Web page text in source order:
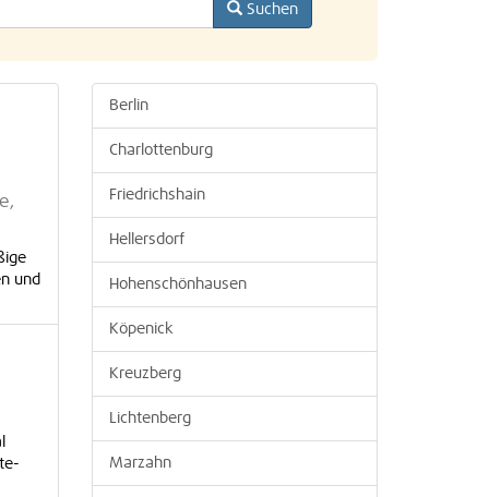
Suchen
und
Berlin
Charlottenburg
Friedrichshain
Hellersdorf
Hohenschönhausen
Köpenick
Kreuzberg
Lichtenberg
Marzahn